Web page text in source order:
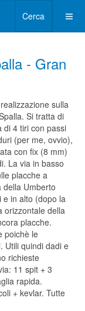
Cerca
- Gran
sulla
Si tratta di
di 4 tiri con passi
(per me, ovvio),
con fix (8 mm)
La via in basso
placche a
della Umberto
e in alto (dopo la
orizzontale della
placche.
poichè le
Utili quindi dadi e
richieste
11 spit + 3
rapida.
+ kevlar. Tutte